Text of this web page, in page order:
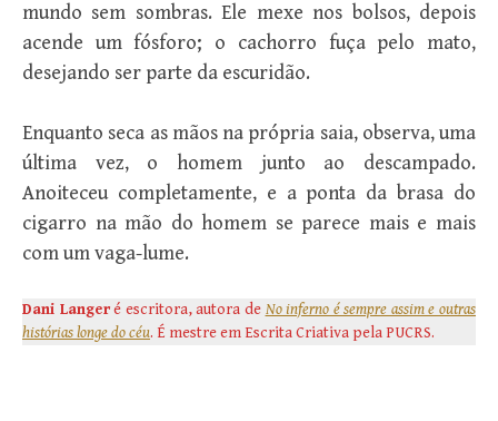
mundo sem sombras. Ele mexe nos bolsos, depois
acende um fósforo; o cachorro fuça pelo mato,
desejando ser parte da escuridão.
Enquanto seca as mãos na própria saia, observa, uma
última vez, o homem junto ao descampado.
Anoiteceu completamente, e a ponta da brasa do
cigarro na mão do homem se parece mais e mais
com um vaga-lume.
Dani Langeré escritora, autora de No inferno é sempre assim e outras
histórias longe do céu. É mestre em Escrita Criativa pela PUCRS.